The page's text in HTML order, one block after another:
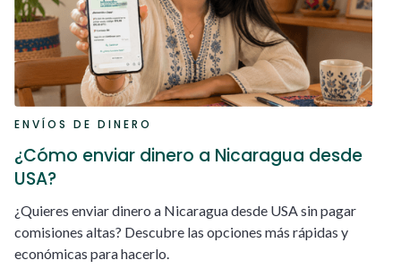
ENVÍOS DE DINERO
¿Cómo enviar dinero a Nicaragua desde
USA?
¿Quieres enviar dinero a Nicaragua desde USA sin pagar
comisiones altas? Descubre las opciones más rápidas y
económicas para hacerlo.